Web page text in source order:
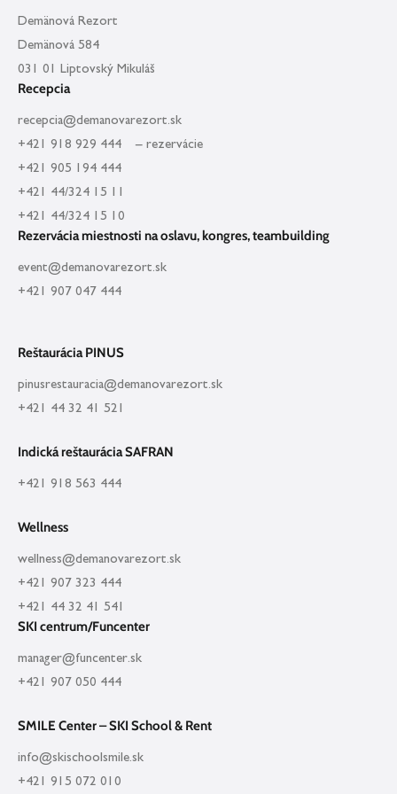
Demänová Rezort
Demänová 584
031 01 Liptovský Mikuláš
Recepcia
recepcia@demanovarezort.sk
+421 918 929 444 – rezervácie
+421 905 194 444
+421 44/324 15 11
+421 44/324 15 10
Rezervácia miestnosti na oslavu, kongres, teambuilding
event@demanovarezort.sk
+421 907 047 444
Reštaurácia PINUS
pinusrestauracia@demanovarezort.sk
+421 44 32 41 521
Indická reštaurácia SAFRAN
+421 918 563 444
Wellness
wellness@demanovarezort.sk
+421 907 323 444
+421 44 32 41 541
SKI centrum/Funcenter
manager@funcenter.sk
+421 907 050 444
SMILE Center – SKI School & Rent
info@skischoolsmile.sk
+421 915 072 010